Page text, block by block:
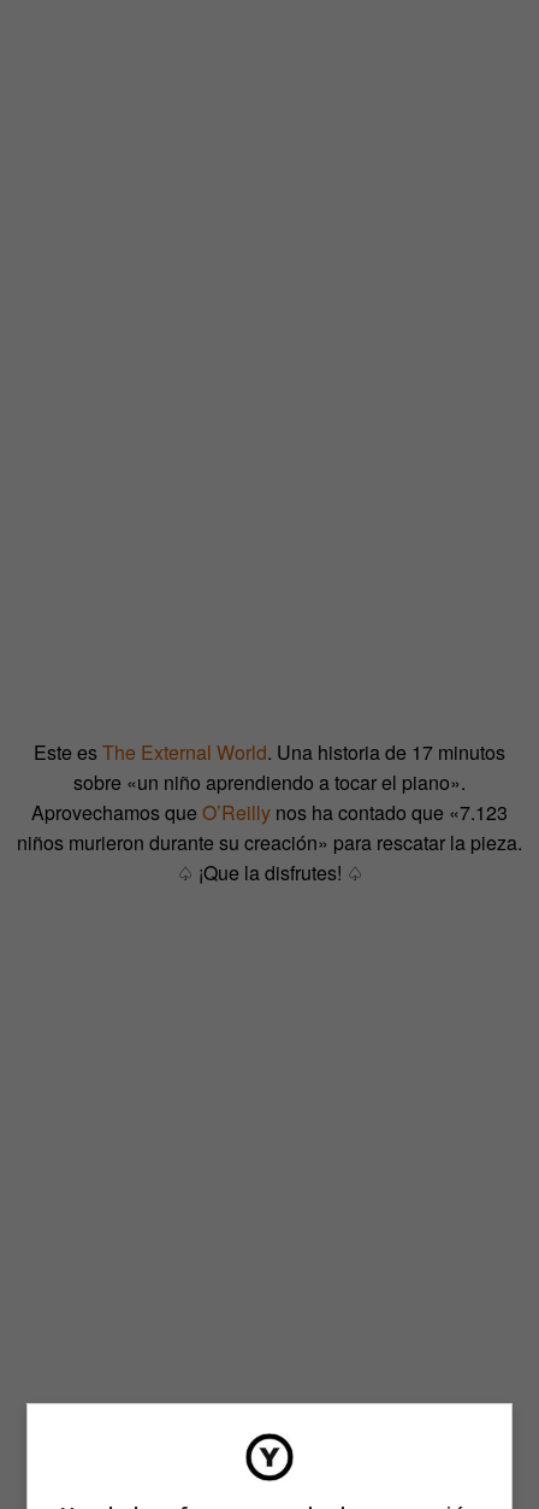
Este esThe External World. Una historia de 17 minutos
sobre «un niño aprendiendo a tocar el piano».
Aprovechamos que O’Reilly nos ha contado que «7.123
niños murieron durante su creación» para rescatar la pieza.
♤ ¡Que la disfrutes! ♤